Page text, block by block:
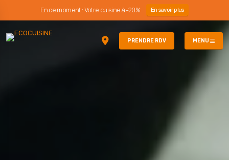
En ce moment : Votre cuisine à -20% En savoir plus
PRENDRE RDV MENU